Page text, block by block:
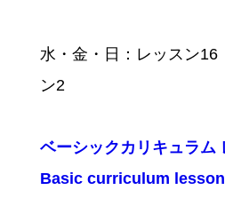
水・金・日 ： レッスン
ン2
ベーシックカリキュラム
Basic curriculum